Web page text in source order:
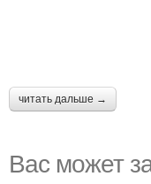
читать дальше →
Вас может